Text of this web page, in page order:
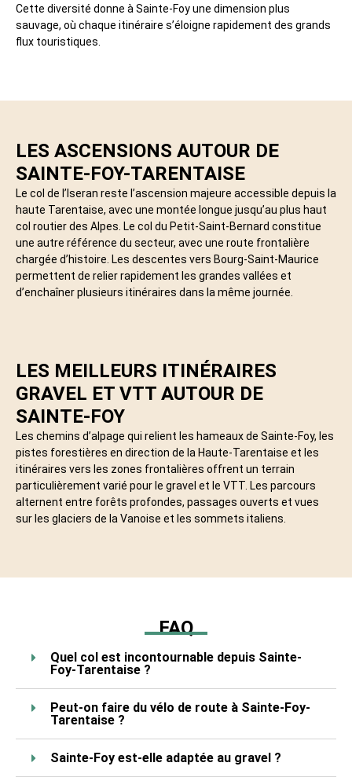
Cette diversité donne à Sainte-Foy une dimension plus
sauvage, où chaque itinéraire s’éloigne rapidement des grands
flux touristiques.
LES ASCENSIONS AUTOUR DE
SAINTE-FOY-TARENTAISE
Le col de l’Iseran reste l’ascension majeure accessible depuis la
haute Tarentaise, avec une montée longue jusqu’au plus haut
col routier des Alpes. Le col du Petit-Saint-Bernard constitue
une autre référence du secteur, avec une route frontalière
chargée d’histoire. Les descentes vers Bourg-Saint-Maurice
permettent de relier rapidement les grandes vallées et
d’enchaîner plusieurs itinéraires dans la même journée.
LES MEILLEURS ITINÉRAIRES
GRAVEL ET VTT AUTOUR DE
SAINTE-FOY
Les chemins d’alpage qui relient les hameaux de Sainte-Foy, les
pistes forestières en direction de la Haute-Tarentaise et les
itinéraires vers les zones frontalières offrent un terrain
particulièrement varié pour le gravel et le VTT. Les parcours
alternent entre forêts profondes, passages ouverts et vues
sur les glaciers de la Vanoise et les sommets italiens.
FAQ
Quel col est incontournable depuis Sainte-
Foy-Tarentaise ?
Peut-on faire du vélo de route à Sainte-Foy-
Tarentaise ?
Sainte-Foy est-elle adaptée au gravel ?